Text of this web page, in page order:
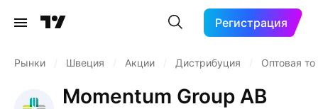
Регистрация
Рынки Швеция Акции Дистрибуция Оптовая
Momentum Group AB